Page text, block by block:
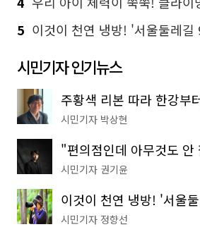
5 이것이 천연 냉방! '서울둘레길 9코스'로 숲속 피
시민기자 인기뉴스
시민기자 박상현
시민기자 권기윤
시민기자 정향선